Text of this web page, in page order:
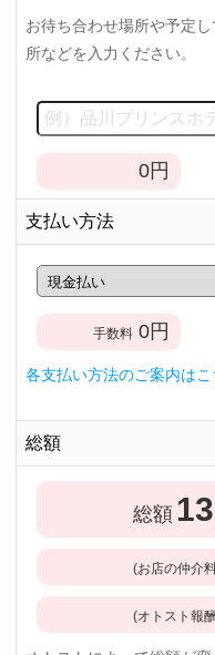
お待ち合わせ場所や予定
所などを入力ください。
0円
支払い方法
手数料 0円
各支払い方法のご案内はこ
総額
総額
(お店の仲介
(オトスト報